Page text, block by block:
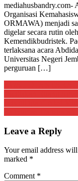
mediahusbandry.com-
Organisasi
ORMAWA) menjadi
digelar secara rutin
Kemendikbudristek.
terlaksana acara
Universitas Negeri
perguruan […]
Post
navigation
Leave a Reply
Your email address
marked *
Comment *